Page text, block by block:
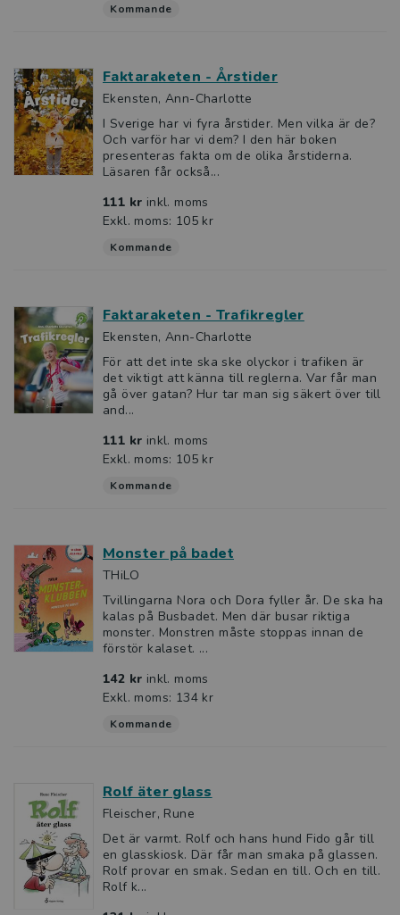
Kommande
Faktaraketen - Årstider
Ekensten, Ann-Charlotte
I Sverige har vi fyra årstider. Men vilka är de?
Och varför har vi dem? I den här boken
presenteras fakta om de olika årstiderna.
Läsaren får också...
111 kr inkl. moms
Exkl. moms: 105 kr
Kommande
Faktaraketen - Trafikregler
Ekensten, Ann-Charlotte
För att det inte ska ske olyckor i trafiken är
det viktigt att känna till reglerna. Var får man
gå över gatan? Hur tar man sig säkert över till
and...
111 kr inkl. moms
Exkl. moms: 105 kr
Kommande
Monster på badet
THiLO
Tvillingarna Nora och Dora fyller år. De ska ha
kalas på Busbadet. Men där busar riktiga
monster. Monstren måste stoppas innan de
förstör kalaset. ...
142 kr inkl. moms
Exkl. moms: 134 kr
Kommande
Rolf äter glass
Fleischer, Rune
Det är varmt. Rolf och hans hund Fido går till
en glasskiosk. Där får man smaka på glassen.
Rolf provar en smak. Sedan en till. Och en till.
Rolf k...